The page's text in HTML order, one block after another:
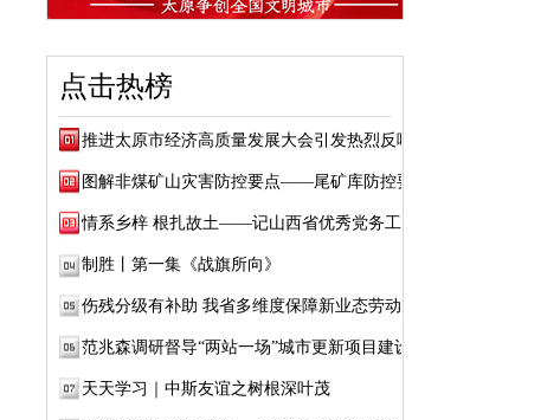
点击热榜
推进太原市经济高质量发展大会引发热烈反响
图解非煤矿山灾害防控要点——尾矿库防控要点
情系乡梓 根扎故土——记山西省优秀党务工作...
制胜丨第一集《战旗所向》
伤残分级有补助 我省多维度保障新业态劳动者...
范兆森调研督导“两站一场”城市更新项目建设
天天学习｜中斯友谊之树根深叶茂